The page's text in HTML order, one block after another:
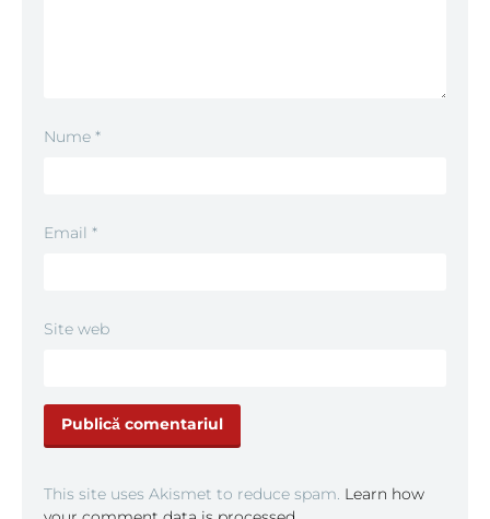
Nume *
Email *
Site web
This site uses Akismet to reduce spam. Learn how